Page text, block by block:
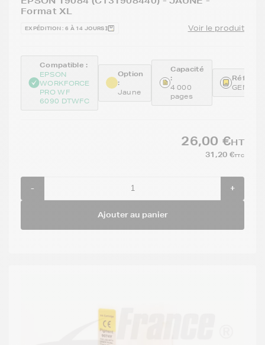
Format XL
EXPÉDITION : 6 À 14 JOURS Voir le produit
Compatible :
EPSON
WORKFORCE
PRO WF
6090 DTWFC
Option
:
Jaune
Capacité
:
4 000
pages
26,00 €HT
31,20 €TTC
- +
Ajouter au panier